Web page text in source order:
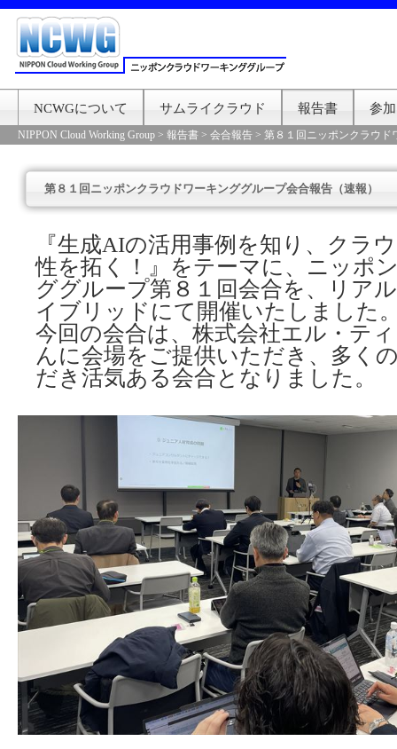
NCWGについて サムライクラウド 報告書 参
NIPPON Cloud Working Group > 報告書 > 会合報告 > 第８１回ニッポンクラウド
第８１回ニッポンクラウドワーキンググループ会合報告（速報）
『生成AIの活用事例を知り、クラ
性を拓く！』をテーマに、ニッポ
ググループ第８１回会合を、リア
イブリッドにて開催いたしました
今回の会合は、株式会社エル・テ
んに会場をご提供いただき、多く
だき活気ある会合となりました。